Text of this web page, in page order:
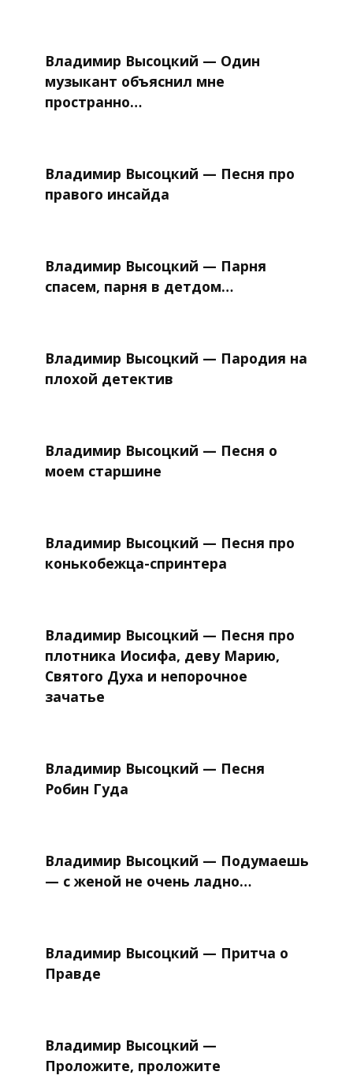
Владимир Высоцкий — Один
музыкант объяснил мне
пространно…
Владимир Высоцкий — Песня про
правого инсайда
Владимир Высоцкий — Парня
спасем, парня в детдом…
Владимир Высоцкий — Пародия на
плохой детектив
Владимир Высоцкий — Песня о
моем старшине
Владимир Высоцкий — Песня про
конькобежца-спринтера
Владимир Высоцкий — Песня про
плотника Иосифа, деву Марию,
Святого Духа и непорочное
зачатье
Владимир Высоцкий — Песня
Робин Гуда
Владимир Высоцкий — Подумаешь
— с женой не очень ладно…
Владимир Высоцкий — Притча о
Правде
Владимир Высоцкий —
Проложите, проложите